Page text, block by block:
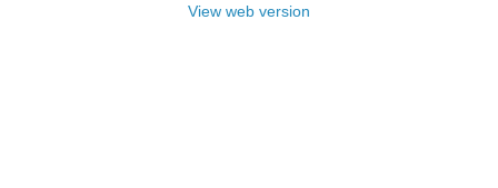
View web version